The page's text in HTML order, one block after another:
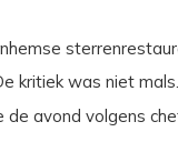
kritiek was niet
avond volgens